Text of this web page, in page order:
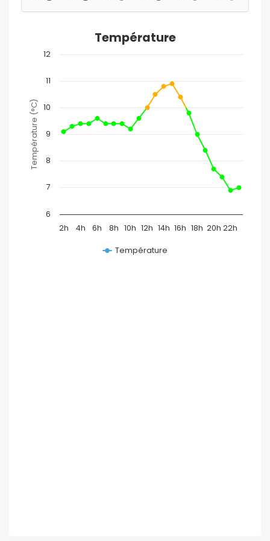
Température (°C)
Température
2h 4h 6h 8h 10h 12h 14h 16h 18h 20h 22h
6
7
8
9
10
11
12
Température